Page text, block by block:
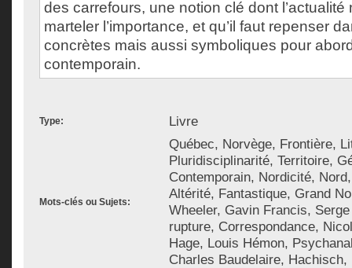
des carrefours, une notion clé dont l’actualité
marteler l’importance, et qu’il faut repenser
concrètes mais aussi symboliques pour
contemporain.
Type: Livre
Mots-clés ou Sujets:
Québec, Norvège, Frontière,
Pluridisciplinarité, Territoire,
Contemporain, Nordicité,
Altérité, Fantastique, Grand
Wheeler, Gavin Francis,
rupture, Correspondance,
Hage, Louis Hémon,
Charles Baudelaire, Hachisch,